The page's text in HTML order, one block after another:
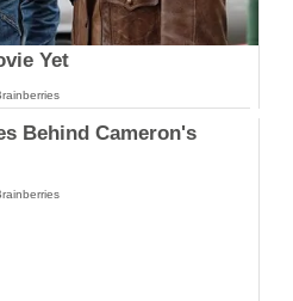
Yet
Behind Cameron's